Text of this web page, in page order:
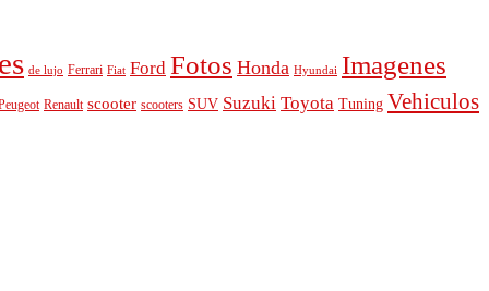
de lujo Ferrari Fiat Ford Fotos Honda Hyundai Imagenes
Renault scooter scooters SUV Suzuki Toyota Tuning Vehiculos